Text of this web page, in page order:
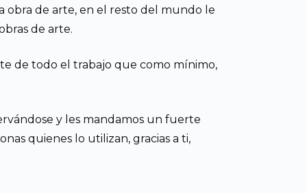
obra de arte, en el resto del mundo le
de arte.
de todo el trabajo que como mínimo,
y les mandamos un fuerte
quienes lo utilizan, gracias a ti,